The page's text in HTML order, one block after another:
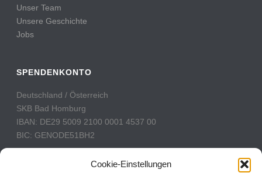
Cookie-Einstellungen
Unser Team
Unsere Geschichte
Jobs
SPENDENKONTO
Deutschland / Österreich
SKB Bad Homburg
IBAN: DE29 5009 2100 0001 4537 00
BIC: GENODE51BH2